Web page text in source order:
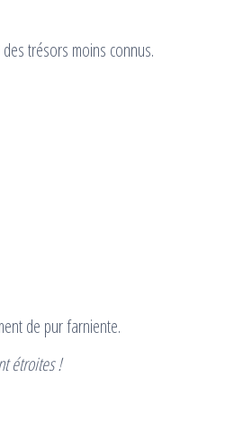
trésors moins connus.
de pur farniente.
étroites !